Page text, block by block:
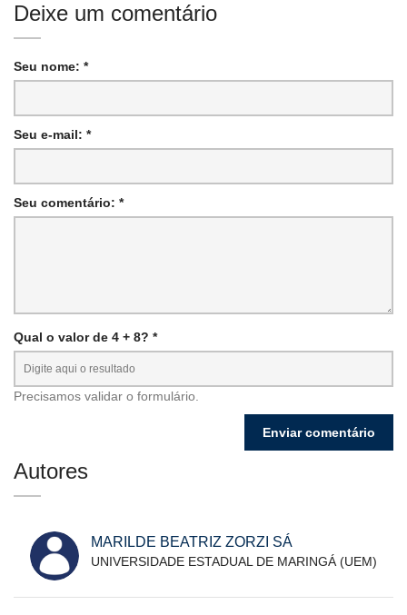
Deixe um comentário
Seu nome: *
Seu e-mail: *
Seu comentário: *
Qual o valor de 4 + 8? *
Precisamos validar o formulário.
Autores
MARILDE BEATRIZ ZORZI SÁ
UNIVERSIDADE ESTADUAL DE MARINGÁ (UEM)